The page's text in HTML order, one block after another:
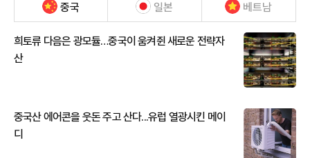
중국 일본 베트남
희토류 다음은 광모듈…중국이 움켜쥔 새로운 전략자
산
중국산 에어콘을 웃돈 주고 산다...유럽 열광시킨 메이
디